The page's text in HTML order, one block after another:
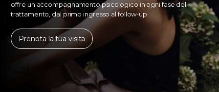
offre un accompagnamento psicologico in ogni fase del
trattamento, dal primo ingresso al follow-up.
Prenota la tua visita